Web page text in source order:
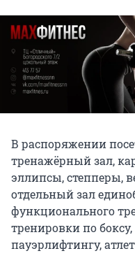
В распоряжении
тренажёрный зал,
эллипсы, степперы,
отдельный зал
функционального
тренировки по
пауэрлифтингу,